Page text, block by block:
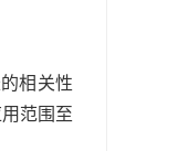
相关性
范围至